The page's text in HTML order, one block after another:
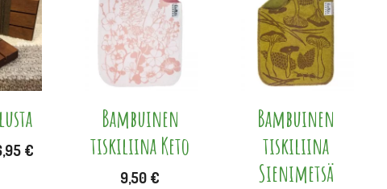
€ Hintaluokka:
Bambuinen
tiskiliina Keto
9,50 €
Bambuinen
tiskiliina
Sienimetsä